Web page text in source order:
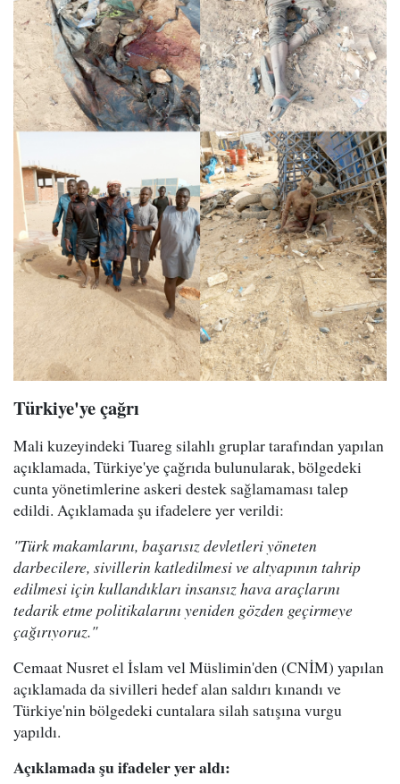
Türkiye'ye çağrı
Mali kuzeyindeki Tuareg silahlı gruplar tarafından yapılan
açıklamada, Türkiye'ye çağrıda bulunularak, bölgedeki
cunta yönetimlerine askeri destek sağlamaması talep
edildi. Açıklamada şu ifadelere yer verildi:
"Türk makamlarını, başarısız devletleri yöneten
darbecilere, sivillerin katledilmesi ve altyapının tahrip
edilmesi için kullandıkları insansız hava araçlarını
tedarik etme politikalarını yeniden gözden geçirmeye
çağırıyoruz."
Cemaat Nusret el İslam vel Müslimin'den (CNİM) yapılan
açıklamada da sivilleri hedef alan saldırı kınandı ve
Türkiye'nin bölgedeki cuntalara silah satışına vurgu
yapıldı.
Açıklamada şu ifadeler yer aldı: